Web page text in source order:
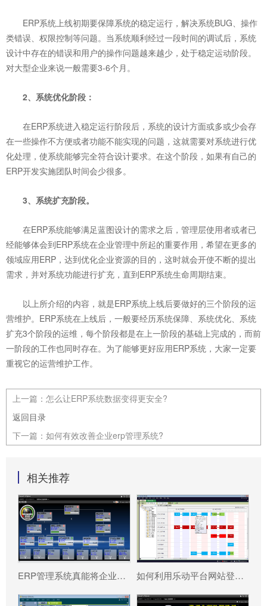
ERP系统上线初期要保障系统的稳定运行，解决系统BUG、操作
类错误、权限控制等问题。当系统顺利经过一段时间的调试后，系统
设计中存在的错误和用户的操作问题越来越少，处于稳定运动阶段。
对大型企业来说一般需要3-6个月。
2、系统优化阶段：
在ERP系统进入稳定运行阶段后，系统的设计方面或多或少会存
在一些操作不方便或者功能不能实现的问题，这就需要对系统进行优
化处理，使系统能够完全符合设计要求。在这个阶段，如果有自己的
ERP开发实施团队时间会少很多。
3、系统扩充阶段。
在ERP系统能够满足蓝图设计的需求之后，管理层使用者或者已
经能够体会到ERP系统在企业管理中所起的重要作用，希望在更多的
领域应用ERP，达到优化企业资源的目的，这时就会开使不断的提出
需求，并对系统功能进行扩充，直到ERP系统生命周期结束。
以上所介绍的内容，就是ERP系统上线后要做好的三个阶段的运
营维护。ERP系统在上线后，一般要经历系统保障、系统优化、系统
扩充3个阶段的运维，每个阶段都是在上一阶段的基础上完成的，而前
一阶段的工作也同时存在。为了能够更好应用ERP系统，大家一定要
重视它的运营维护工作。
上一篇： 怎么让ERP系统数据变得更安全?
返回目录
下一篇： 如何有效改善企业erp管理系统?
相关推荐
ERP管理系统真能将企业数据转化为可执行决策吗? 如何利用乐动平台网站登录入口_乐动（中国） 系统更好提升企业运营效率?